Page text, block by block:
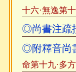
十六·無逸第
◎尚書注疏
◎附釋音尚
命第十九·多